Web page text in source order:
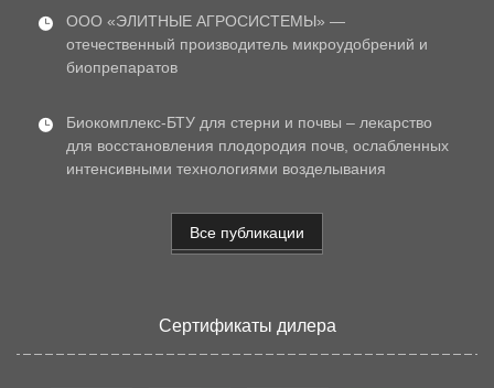
ООО «ЭЛИТНЫЕ АГРОСИСТЕМЫ» —
отечественный производитель микроудобрений и
биопрепаратов
Биокомплекс-БТУ для стерни и почвы – лекарство
для восстановления плодородия почв, ослабленных
интенсивными технологиями возделывания
Все публикации
Сертификаты дилера